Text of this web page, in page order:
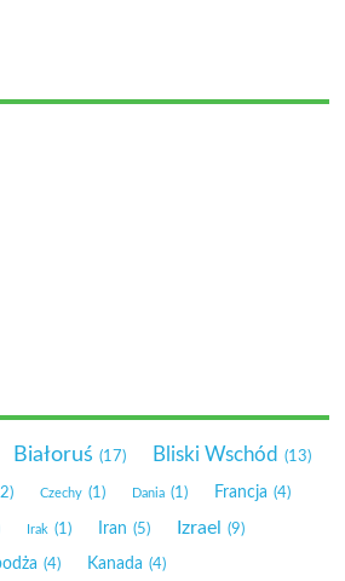
Białoruś (17) Bliski Wschód (13)
Czechy (1) Dania (1) Francja (4)
Irak (1) Iran (5) Izrael (9)
(4) Kanada (4)